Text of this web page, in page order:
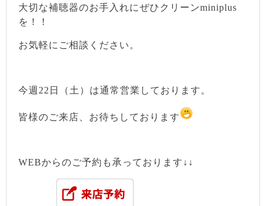
大切な補聴器のお手入れにぜひクリーンminiplus
を！！
お気軽にご相談ください。
今週22日（土）は通常営業しております。
皆様のご来店、お待ちしております
WEBからのご予約も承っております↓↓